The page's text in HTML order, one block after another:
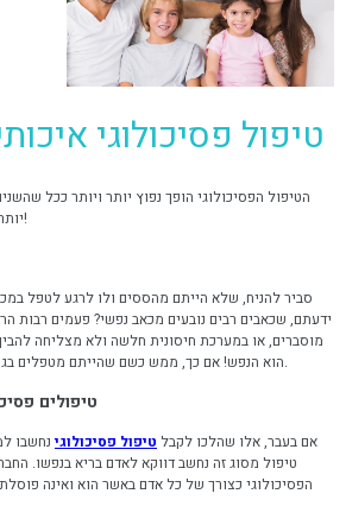
טיפול פסיכולוגי
הטיפול הפסיכולוגי הופך נפוץ יותר ויותר ככל
יותר. אנחנו פה כדי לדבר על זה!
סביר להניח, שלא הייתם מהססים ולו לרגע לטפל
ידעתם, שכאבים רבים נובעים מכאב נפשי? פעמים רבות
מוסברים, או במערכת חיסונית חלשה ולא מצליחה
הוא הנפש! אם כך, ממש כשם שהייתם מטפלים בגוף, כך צריך לטפל גם בנפש.
טיפולים
אם בעבר, אלו שהלכו לקבל טיפול פסיכולוגינחשבו
טיפול מסוג זה נחשב דווקא לאדם בריא בנפשו.
הפסיכולוגי כצורך של כל אדם באשר הוא ואינה